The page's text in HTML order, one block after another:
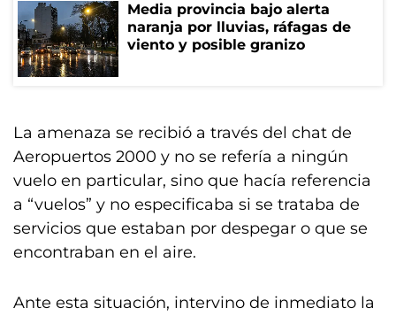
Media provincia bajo alerta
naranja por lluvias, ráfagas de
viento y posible granizo
La amenaza se recibió a través del chat de
Aeropuertos 2000 y no se refería a ningún
vuelo en particular, sino que hacía referencia
a “vuelos” y no especificaba si se trataba de
servicios que estaban por despegar o que se
encontraban en el aire.
Ante esta situación, intervino de inmediato la